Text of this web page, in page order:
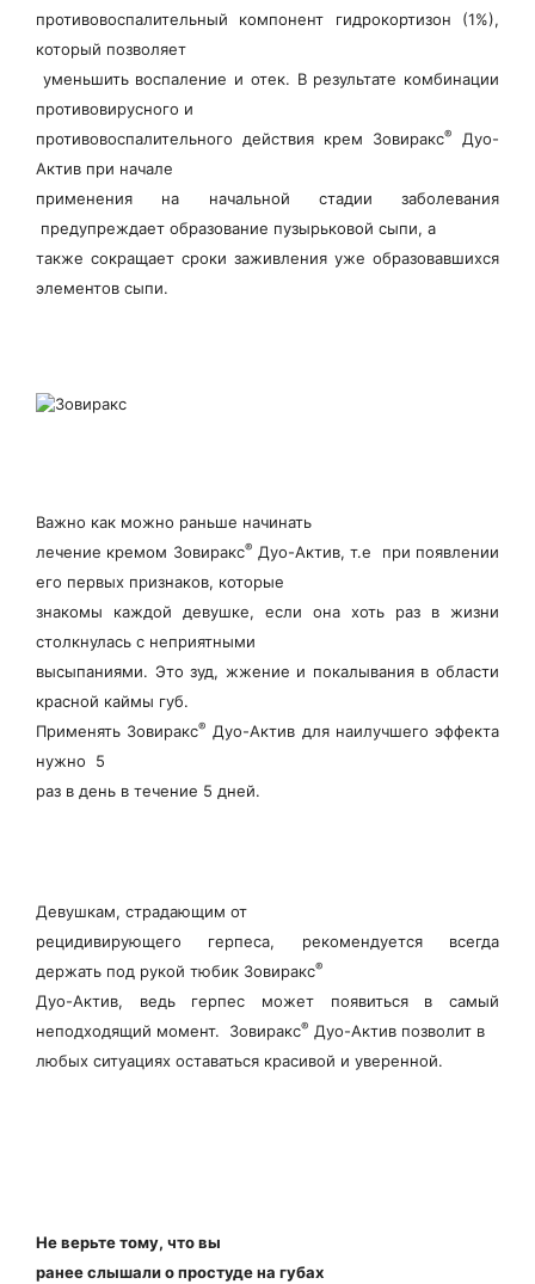
противовоспалительный компонент гидрокортизон (1%),
который позволяет
уменьшить воспаление и отек. В результате комбинации
противовирусного и
противовоспалительного действия крем Зовиракс®
Дуо-
Актив при начале
применения на начальной стадии заболевания
предупреждает образование пузырьковой сыпи, а
также сокращает сроки заживления уже образовавшихся
элементов сыпи.
Важно как можно раньше начинать
лечение кремом Зовиракс® Дуо-Актив, т.е при появлении
его первых признаков, которые
знакомы каждой девушке, если она хоть раз в жизни
столкнулась с неприятными
высыпаниями. Это зуд, жжение и покалывания в области
красной каймы губ.
Применять Зовиракс®
Дуо-Актив для наилучшего эффекта
нужно 5
раз в день в течение 5 дней.
Девушкам, страдающим от
рецидивирующего герпеса, рекомендуется всегда
держать под рукой тюбик Зовиракс®
Дуо-Актив, ведь герпес может появиться в самый
неподходящий момент. Зовиракс® Дуо-Актив позволит в
любых ситуациях оставаться красивой и уверенной.
Не верьте тому, что вы
ранее слышали о простуде на губах